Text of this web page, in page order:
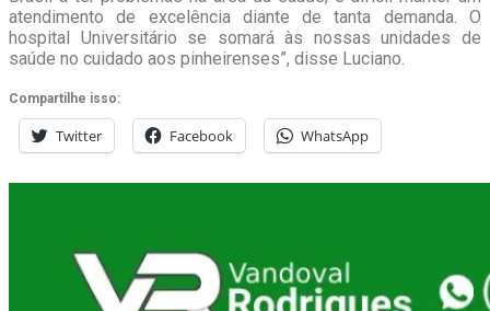
atendimento de excelência diante de tanta demanda. O
hospital Universitário se somará às nossas unidades de
saúde no cuidado aos pinheirenses”, disse Luciano.
Compartilhe isso:
Twitter Facebook WhatsApp